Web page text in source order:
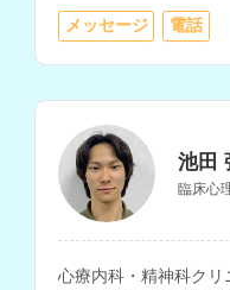
メッセージ 電話
池田
臨床心
心療内科・精神科クリ